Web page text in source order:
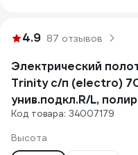
4.9 87 отзывов
Электрический
Trinity с/п (electro)
унив.подкл.R/L,
Код товара: 34007179
Высота